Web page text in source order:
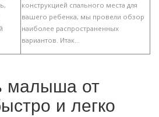
конструкцией спального места для
вашего ребенка, мы провели обзор
наиболее распространенных
вариантов. Итак...
малыша от
и легко